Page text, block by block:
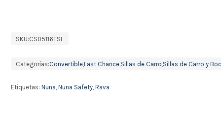
SKU:CS05116TSL
Categorías:Convertible,Last Chance Sillas de Carro Sillas de Carro y
Etiquetas:Nuna,Nuna Safety,Rava